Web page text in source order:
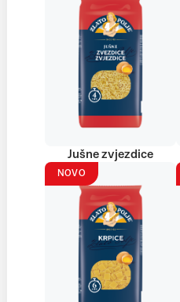
Jušne zvjezdice
NOVO